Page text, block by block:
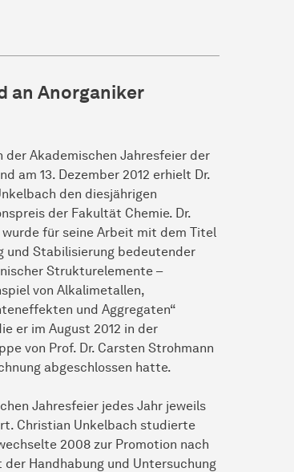
an Anorganiker
der Akademischen Jahresfeier der
am 13. Dezember 2012 erhielt Dr.
den dies­jäh­rigen
der Fakultät Chemie. Dr.
wurde für seine Arbeit mit dem Titel
und Stabilisierung bedeutender
Strukturelemente –
von Alkalimetallen,
und Aggregaten“
er im August 2012 in der
von Prof. Dr. Carsten Strohmann
abgeschlossen hatte.
Jahresfeier jedes Jahr jeweils
Christian Unkelbach studierte
2008 zur Promotion nach
Handhabung und Untersuchung